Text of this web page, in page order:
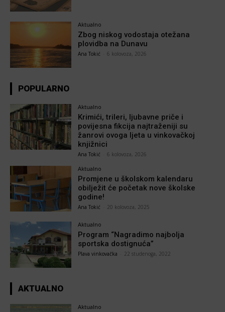
Aktualno
Zbog niskog vodostaja otežana
plovidba na Dunavu
Ana Tokić 6 kolovoza, 2026
POPULARNO
Aktualno
Krimići, trileri, ljubavne priče i
povijesna fikcija najtraženiji su
žanrovi ovoga ljeta u vinkovačkoj
knjižnici
Ana Tokić 6 kolovoza, 2026
Aktualno
Promjene u školskom kalendaru
obilježit će početak nove školske
godine!
Ana Tokić 20 kolovoza, 2025
Aktualno
Program “Nagradimo najbolja
sportska dostignuća”
Plava vinkovačka 22 studenoga, 2022
AKTUALNO
Aktualno